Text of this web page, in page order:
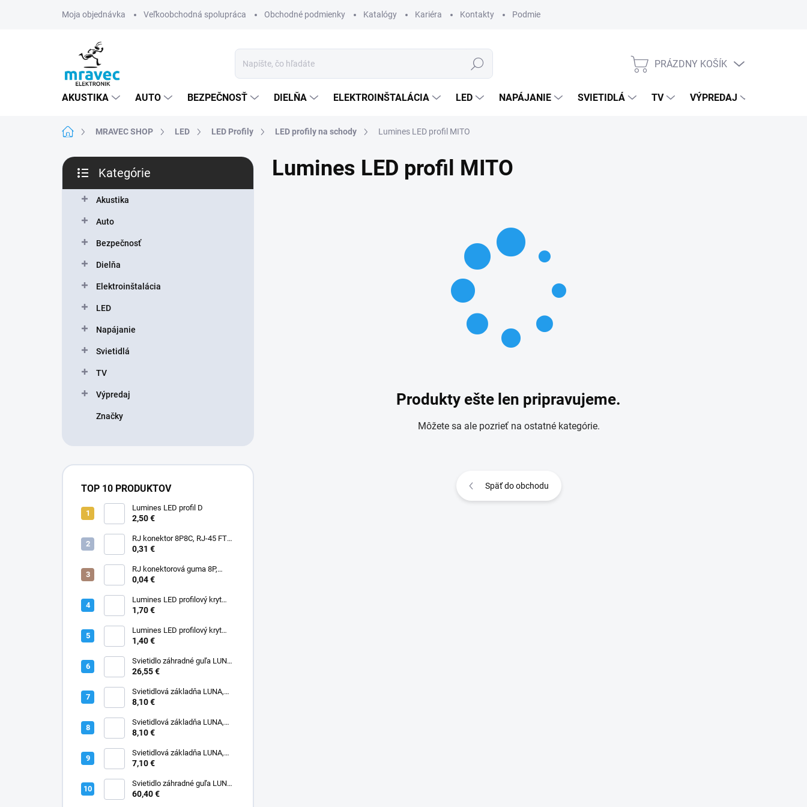
Moja objednávka Veľkoobchodná spolupráca Obchodné podmienky Katalógy Kariéra Kontakty Podmienky ochrany osobných údajov
Hľadať
NÁKUPNÝ
PRÁZDNY KOŠÍK
AKUSTIKA AUTO BEZPEČNOSŤ DIELŇA ELEKTROINŠTALÁCIA LED NAPÁJANIE SVIETIDLÁ TV VÝPREDAJ
DomovMRAVEC SHOP LED LED Profily LED profily na schody Lumines LED profil MITO
B
č
kategórie
Kategórie
Akustika
Auto
Bezpečnosť
Dielňa
Elektroinštalácia
LED
Napájanie
Svietidlá
TV
Výpredaj
Značky
TOP 10 PRODUKTOV
Lumines LED profil D
2,50 €
RJ konektor 8P8C, RJ-45 FTP,
CAT6, drôt, priechodný
0,31 €
RJ konektorová guma 8P,
čierna
0,04 €
Lumines LED profilový kryt
BASIC V2, Fractal PC, opál
1,70 €
Lumines LED profilový kryt
BASIC, PMMA, transparentný
1,40 €
Svietidlo záhradné guľa LUNA,
300mm, opál, bez základne,
26,55 €
Svietidlová základňa LUNA,
300mm, max.100W, E27
8,10 €
Svietidlová základňa LUNA,
400mm, max.150W, E27
8,10 €
Svietidlová základňa LUNA,
200mm, max.50W, E27
7,10 €
Svietidlo záhradné guľa LUNA,
400mm, opál, bez základne,
60,40 €
Lumines LED profil MITO
Produkty ešte len pripravujeme.
Môžete sa ale pozrieť na ostatné kategórie.
Späť do obchodu